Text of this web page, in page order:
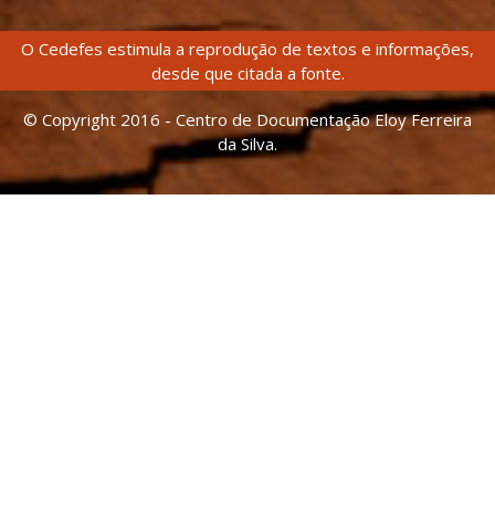
O Cedefes estimula a reprodução de textos e informações,
desde que citada a fonte.
© Copyright 2016 - Centro de Documentação Eloy Ferreira
da Silva.